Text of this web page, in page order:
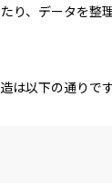
り、データを整
は以下の通りです